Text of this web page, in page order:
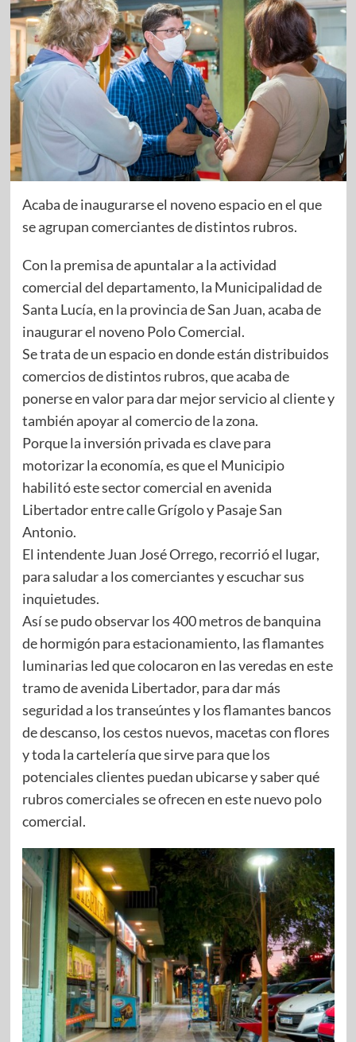
Acaba de inaugurarse el noveno espacio en el que
se agrupan comerciantes de distintos rubros.
Con la premisa de apuntalar a la actividad
comercial del departamento, la Municipalidad de
Santa Lucía, en la provincia de San Juan, acaba de
inaugurar el noveno Polo Comercial.
Se trata de un espacio en donde están distribuidos
comercios de distintos rubros, que acaba de
ponerse en valor para dar mejor servicio al cliente y
también apoyar al comercio de la zona.
Porque la inversión privada es clave para
motorizar la economía, es que el Municipio
habilitó este sector comercial en avenida
Libertador entre calle Grígolo y Pasaje San
Antonio.
El intendente Juan José Orrego, recorrió el lugar,
para saludar a los comerciantes y escuchar sus
inquietudes.
Así se pudo observar los 400 metros de banquina
de hormigón para estacionamiento, las flamantes
luminarias led que colocaron en las veredas en este
tramo de avenida Libertador, para dar más
seguridad a los transeúntes y los flamantes bancos
de descanso, los cestos nuevos, macetas con flores
y toda la cartelería que sirve para que los
potenciales clientes puedan ubicarse y saber qué
rubros comerciales se ofrecen en este nuevo polo
comercial.